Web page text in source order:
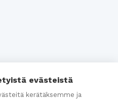
myyntikunnossa? Näin
evästeistä
kerätäksemme ja